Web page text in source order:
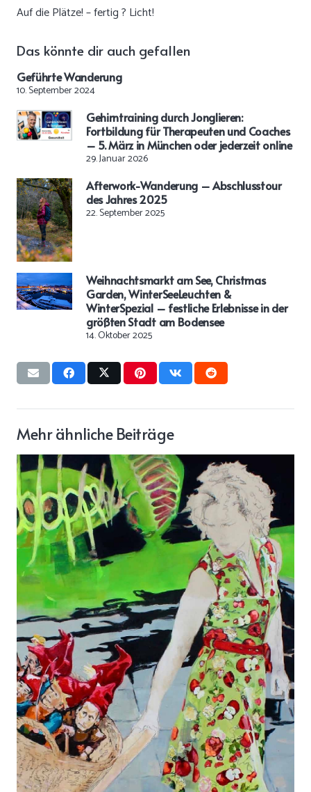
Auf die Plätze! – fertig ? Licht!
Das könnte dir auch gefallen
Geführte Wanderung
10. September 2024
Gehirntraining durch Jonglieren:
Fortbildung für Therapeuten und Coaches
– 5. März in München oder jederzeit online
29. Januar 2026
Afterwork-Wanderung – Abschlusstour
des Jahres 2025
22. September 2025
Weihnachtsmarkt am See, Christmas
Garden, WinterSeeLeuchten &
WinterSpezial – festliche Erlebnisse in der
größten Stadt am Bodensee
14. Oktober 2025
Mehr ähnliche Beiträge